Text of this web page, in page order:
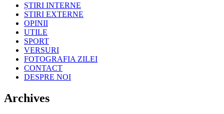
ȘTIRI INTERNE
STIRI EXTERNE
OPINII
UTILE
SPORT
VERSURI
FOTOGRAFIA ZILEI
CONTACT
DESPRE NOI
Archives